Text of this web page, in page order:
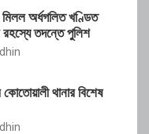
মিলল অর্ধগলিত খণ্ডিত
রহস্যে তদন্তে পুলিশ
থানার বিশেষ